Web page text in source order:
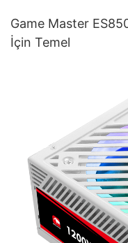
Game Master
İçin Temel